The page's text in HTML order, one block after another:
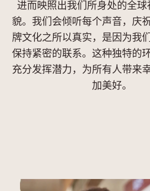
进而映照出我们所身处的全球
貌。我们会倾听每个声音，庆
牌文化之所以真实，是因为我
保持紧密的联系。这种独特的
充分发挥潜力，为所有人带来
加美好。